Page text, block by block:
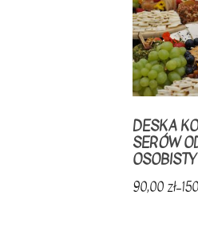
DESKA
SERÓW
OSOBISTY
90,00zł–